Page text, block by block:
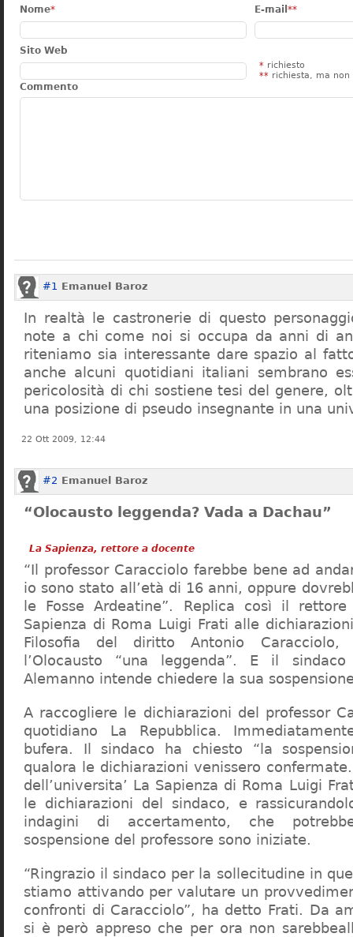
Nome* E-mail **
Sito Web
* richiesto
** richiesta, ma non
Commento
#1 Emanuel Baroz
In realtà le castronerie di questo
note a chi come noi si occupa da anni di
riteniamo sia interessante dare spazio al fatto
anche alcuni quotidiani italiani sembrano
pericolosità di chi sostiene tesi del genere,
una posizione di pseudo insegnante in una
22 Ott 2009, 12:44
#2 Emanuel Baroz
“Olocausto leggenda? Vada a Dachau”
La Sapienza, rettore a docente
“Il professor Caracciolo farebbe bene ad
io sono stato all’età di 16 anni, oppure
le Fosse Ardeatine”. Replica così il rettore
Sapienza di Roma Luigi Frati alle
Filosofia del diritto Antonio
l’Olocausto “una leggenda”. E il
Alemanno intende chiedere la sua
A raccogliere le dichiarazioni del professor
quotidiano La Repubblica.
bufera. Il sindaco ha chiesto “la
qualora le dichiarazioni venissero
dell’universita’ La Sapienza di Roma Luigi
le dichiarazioni del sindaco, e
indagini di accertamento, che
sospensione del professore sono iniziate.
“Ringrazio il sindaco per la sollecitudine in
stiamo attivando per valutare un
confronti di Caracciolo”, ha detto Frati. Da
si è però appreso che per ora non